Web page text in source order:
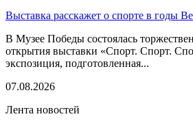
Выставка расскажет о спорте в годы
В Музее Победы состоялась
открытия выставки «Спорт. Спорт.
экспозиция, подготовленная...
07.08.2026
Лента новостей